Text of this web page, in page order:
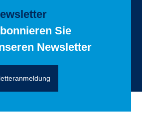
Sie
Newsletter